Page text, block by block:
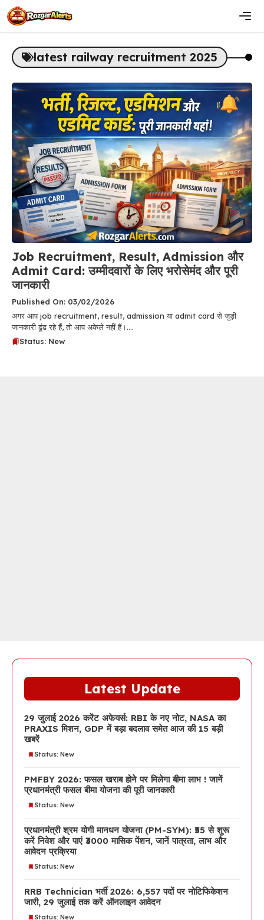
Skip
to
content
latest railway recruitment 2025
Job Recruitment, Result, Admission और
Admit Card: उम्मीदवारों के लिए भरोसेमंद और पूरी
जानकारी
Published On: 03/02/2026
अगर आप job recruitment, result, admission या admit card से जुड़ी
जानकारी ढूंढ रहे हैं, तो आप अकेले नहीं हैं।....
Status: New
Latest Update
29 जुलाई 2026 करेंट अफेयर्स: RBI के नए नोट, NASA का
PRAXIS मिशन, GDP में बड़ा बदलाव समेत आज की 15 बड़ी
खबरें
Status: New
PMFBY 2026: फसल खराब होने पर मिलेगा बीमा लाभ ! जानें
प्रधानमंत्री फसल बीमा योजना की पूरी जानकारी
Status: New
प्रधानमंत्री श्रम योगी मानधन योजना (PM-SYM): ₹55 से शुरू
करें निवेश और पाएं ₹3000 मासिक पेंशन, जानें पात्रता, लाभ और
आवेदन प्रक्रिया
Status: New
RRB Technician भर्ती 2026: 6,557 पदों पर नोटिफिकेशन
जारी, 29 जुलाई तक करें ऑनलाइन आवेदन
Status: New